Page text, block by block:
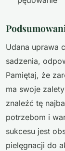
Udana uprawa
sadzenia,
Pamiętaj, że
ma swoje
znaleźć tę
potrzebom i
sukcesu jest
pielęgnacji do